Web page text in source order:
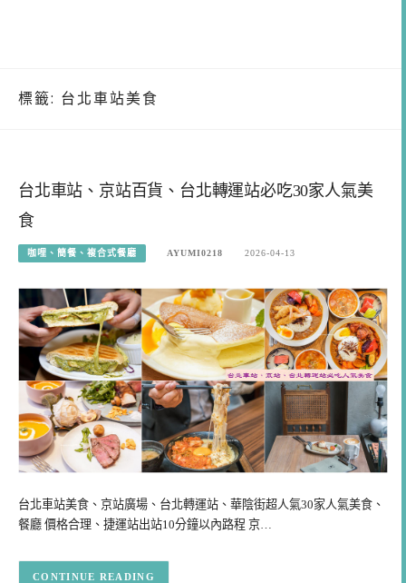
標籤: 台北車站美食
台北車站、京站百貨、台北轉運站必吃30家人氣美
食
咖哩、簡餐、複合式餐廳 AYUMI0218 2026-04-13
台北車站美食、京站廣場、台北轉運站、華陰街超人氣30家人氣美食、
餐廳 價格合理、捷運站出站10分鐘以內路程 京…
CONTINUE READING